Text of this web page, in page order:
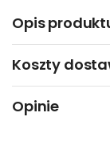
Opis
Koszty
Opinie